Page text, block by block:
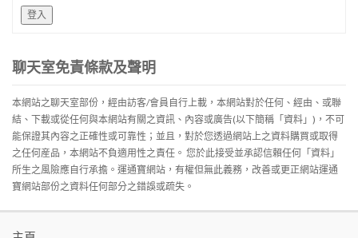
登入
聊天室免責條款及聲明
本網站之聊天室部份，經由訪客/會員自行上載，本網站對於任何、經由、或聯
結、下載或從任何與本網站有關之資訊、內容或廣告(以下簡稱「資料」)，不可
能保證其內容之正確性或可靠性；並且，對於您透過網站上之資料購買或取得
之任何産品，本網站不負適用性之責任。 您於此接受並承認信賴任何「資料」
所生之風險應自行承擔。運通寶網站，有權但無此義務，改善或更正網站運通
寶網站部份之資料任何部分之錯誤或疏失。